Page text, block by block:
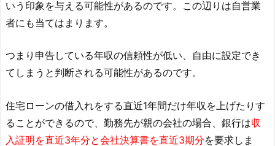
いう印象を与える可能性があるのです。この辺りは自営業
者にも当てはまります。
つまり申告している年収の信頼性が低い、自由に設定でき
てしまうと判断される可能性があるのです。
住宅ローンの借入れをする直近1年間だけ年収を上げたりす
ることができるので、勤務先が親の会社の場合、銀行は収
入証明を直近3年分と会社決算書を直近3期分を要求しま